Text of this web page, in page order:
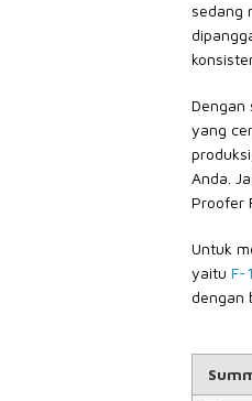
sedang
Dengan
yang
Anda.
Proofer
Untuk
yaitu F-
dengan